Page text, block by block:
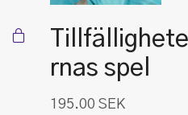
Tillfällighete
rnas spel
195.00SEK